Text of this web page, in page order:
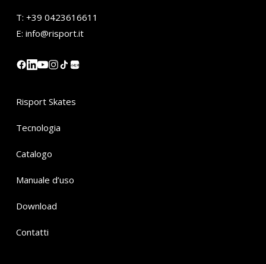
T: +39 0423616611
E: info@risport.it
小红书
Risport Skates
Tecnologia
Catalogo
Manuale d’uso
Download
Contatti